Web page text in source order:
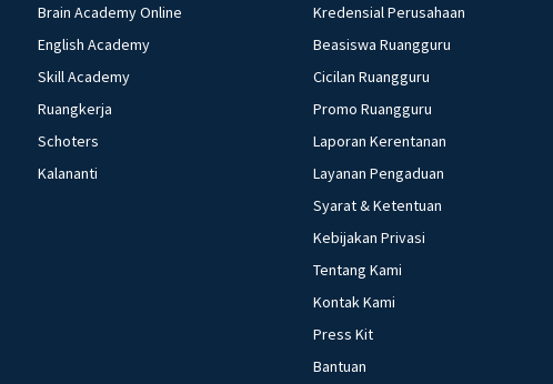
Brain Academy Online
English Academy
Skill Academy
Ruangkerja
Schoters
Kalananti
Kredensial Perusahaan
Beasiswa Ruangguru
Cicilan Ruangguru
Promo Ruangguru
Laporan Kerentanan
Layanan Pengaduan
Syarat & Ketentuan
Kebijakan Privasi
Tentang Kami
Kontak Kami
Press Kit
Bantuan